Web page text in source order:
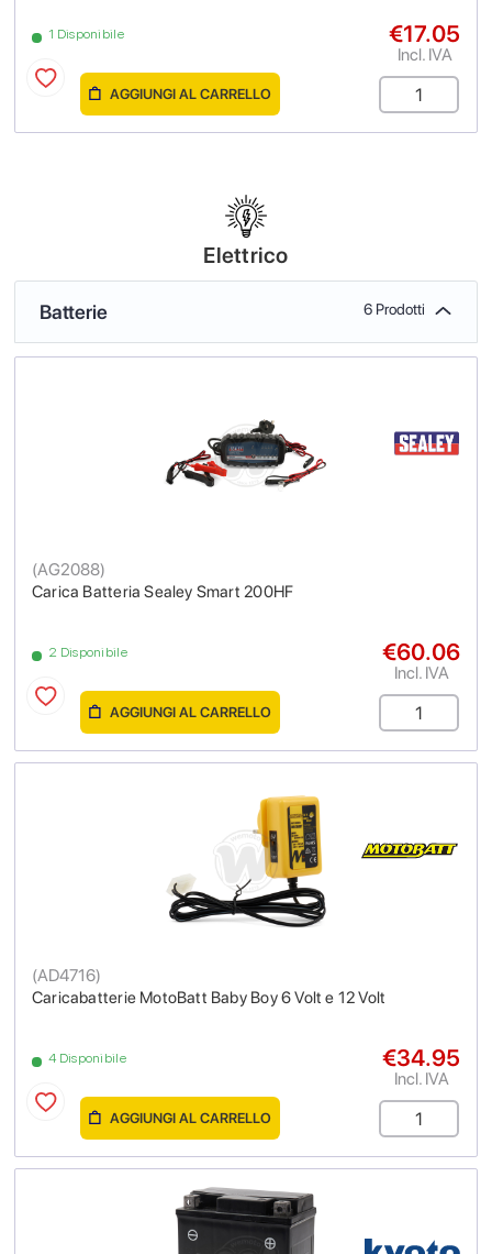
1 Disponibile €17.05
Incl. IVA
AGGIUNGI AL CARRELLO
Elettrico
Batterie 6 Prodotti
Carica Batteria Sealey Smart 200HF
(AG2088)
2 Disponibile €60.06
Incl. IVA
AGGIUNGI AL CARRELLO
Caricabatterie MotoBatt Baby Boy 6 Volt e 12 Volt
(AD4716)
4 Disponibile €34.95
Incl. IVA
AGGIUNGI AL CARRELLO